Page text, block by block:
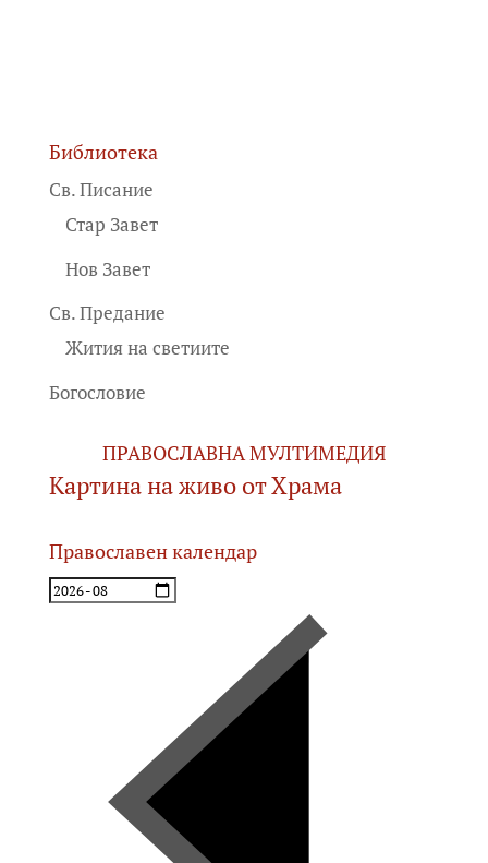
Библиотека
Св. Писание
Стар Завет
Нов Завет
Св. Предание
Жития на светиите
Богословие
ПРАВОСЛАВНА МУЛТИМЕДИЯ
Картина на живо от Храма
Православен календар